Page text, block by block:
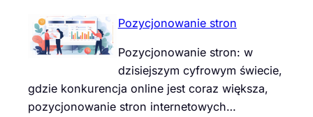
Pozycjonowanie stron
Pozycjonowanie stron: w
dzisiejszym cyfrowym świecie,
gdzie konkurencja online jest coraz większa,
pozycjonowanie stron internetowych…